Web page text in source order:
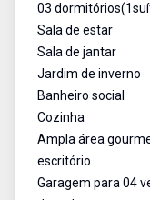
03
Sala de estar
Sala de jantar
Jardim de inverno
Banheiro social
Cozinha
Ampla área
escritório
Garagem para 04